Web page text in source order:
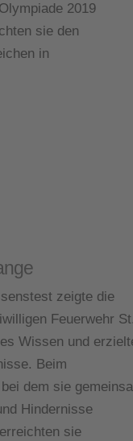
2019
sie den
in
zeigte die
Feuerwehr
Wissen und
Beim
dem sie
Hindernisse
sie